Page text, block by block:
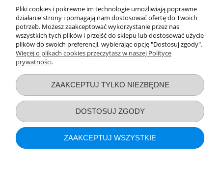
zabrudzeniem, a uroczy wzór klipsa będzie stanowić dodatkową
ozdobę dziecięcej stylizacji lub wózka. Akcesoria te mogą być
również przydatnymi upominkami dla przyszłych rodziców, dzięki
czemu będzie można od razu reagować i podać dziecku smoczek
bez zbędnego szukania.
Informacje o sklepie
Pliki cookies i pokrewne im technologie umożliwiają poprawne
działanie strony i pomagają nam dostosować ofertę do Twoich
potrzeb. Możesz zaakceptować wykorzystanie przez nas
wszystkich tych plików i przejść do sklepu lub dostosować użycie
plików do swoich preferencji, wybierając opcję "Dostosuj zgody".
Więcej o plikach cookies przeczytasz w naszej Polityce
prywatności.
ZAAKCEPTUJ TYLKO NIEZBĘDNE
DOSTOSUJ ZGODY
ZAAKCEPTUJ WSZYSTKIE